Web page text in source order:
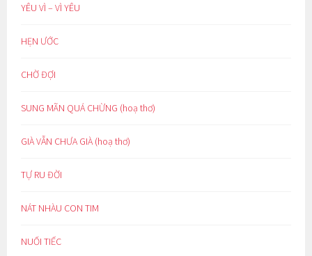
YÊU VÌ – VÌ YÊU
HẸN ƯỚC
CHỜ ĐỢI
SUNG MÃN QUÁ CHỪNG (hoạ thơ)
GIÀ VẪN CHƯA GIÀ (hoạ thơ)
TỰ RU ĐỜI
NÁT NHÀU CON TIM
NUỐI TIẾC